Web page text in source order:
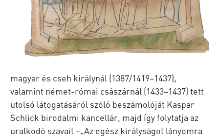
magyar és cseh királynál (1387/1419–1437),
valamint német-római császárnál (1433–1437) tett
utolsó látogatásáról szóló beszámolóját Kaspar
Schlick birodalmi kancellár, majd így folytatja az
uralkodó szavait –„Az egész királyságot lányomra